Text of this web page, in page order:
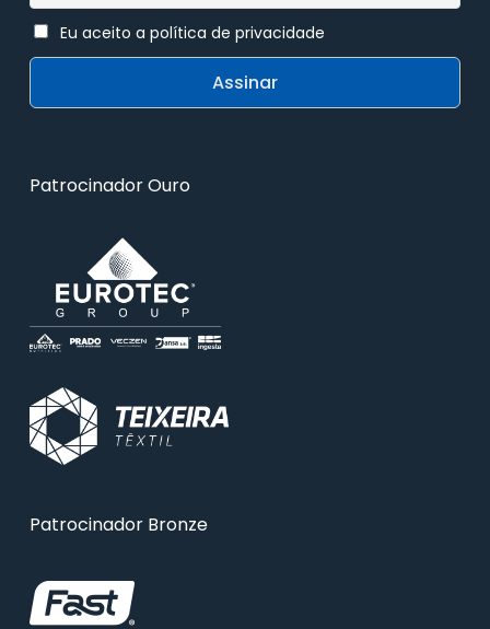
Eu aceito a política de privacidade
Patrocinador Ouro
Patrocinador Bronze